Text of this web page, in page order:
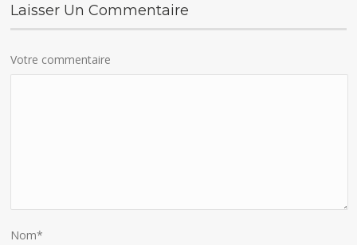
Laisser Un Commentaire
Votre commentaire
Nom*